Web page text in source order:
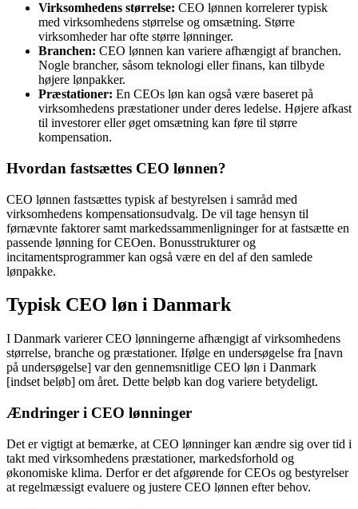
Virksomhedens størrelse: CEO lønnen korrelerer typisk
med virksomhedens størrelse og omsætning. Større
virksomheder har ofte større lønninger.
Branchen: CEO lønnen kan variere afhængigt af branchen.
Nogle brancher, såsom teknologi eller finans, kan tilbyde
højere lønpakker.
Præstationer: En CEOs løn kan også være baseret på
virksomhedens præstationer under deres ledelse. Højere afkast
til investorer eller øget omsætning kan føre til større
kompensation.
Hvordan fastsættes CEO lønnen?
CEO lønnen fastsættes typisk af bestyrelsen i samråd med
virksomhedens kompensationsudvalg. De vil tage hensyn til
førnævnte faktorer samt markedssammenligninger for at fastsætte en
passende lønning for CEOen. Bonusstrukturer og
incitamentsprogrammer kan også være en del af den samlede
lønpakke.
Typisk CEO løn i Danmark
I Danmark varierer CEO lønningerne afhængigt af virksomhedens
størrelse, branche og præstationer. Ifølge en undersøgelse fra [navn
på undersøgelse] var den gennemsnitlige CEO løn i Danmark
[indset beløb] om året. Dette beløb kan dog variere betydeligt.
Ændringer i CEO lønninger
Det er vigtigt at bemærke, at CEO lønninger kan ændre sig over tid i
takt med virksomhedens præstationer, markedsforhold og
økonomiske klima. Derfor er det afgørende for CEOs og bestyrelser
at regelmæssigt evaluere og justere CEO lønnen efter behov.